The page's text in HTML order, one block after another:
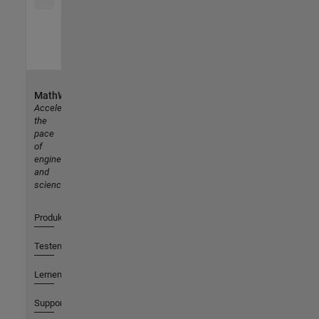
MathWorks
Accelerating
the
pace
of
engineering
and
science
Produkte
Testen oder Kaufen
Lernen
Support